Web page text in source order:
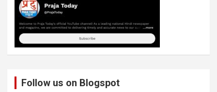
Follow us on Blogspot